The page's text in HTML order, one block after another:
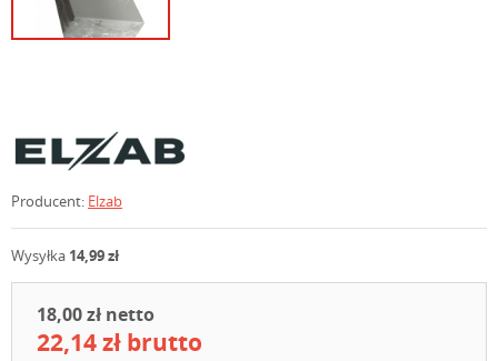
Producent: Elzab
Wysyłka 14,99 zł
18,00 zł netto
22,14 zł brutto